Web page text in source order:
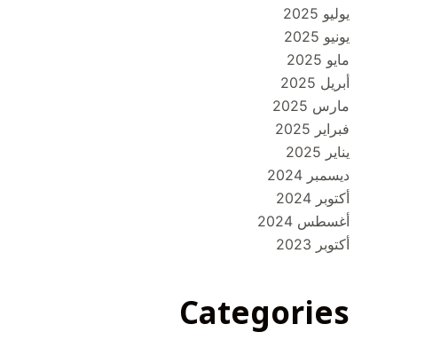
يوليو 2025
يونيو 2025
مايو 2025
أبريل 2025
مارس 2025
فبراير 2025
يناير 2025
ديسمبر 2024
أكتوبر 2024
أغسطس 2024
أكتوبر 2023
Categories